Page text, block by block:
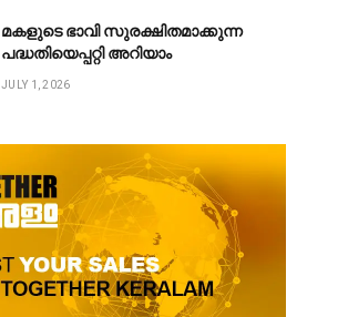
മകളുടെ ഭാവി സുരക്ഷിതമാക്കുന്ന
പദ്ധതിയെപ്പറ്റി അറിയാം
JULY 1, 2026